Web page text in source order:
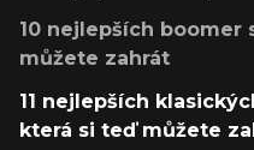
10 nejlepších boomer
můžete zahrát
11 nejlepších
která si teď můžete